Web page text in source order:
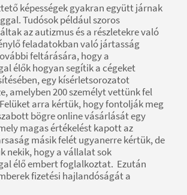
képességek gyakran együtt járnak
Tudósok például szoros
az autizmus és a részletekre való
feladatokban való jártasság
feltárására, hogy a
élők hogyan segítik a cégeket
egy kísérletsorozatot
amelyben 200 személyt vettünk fel
arra kértük, hogy fontolják meg
bögre online vásárlását egy
magas értékelést kapott az
másik felét ugyanerre kértük, de
nekik, hogy a vállalat sok
élő embert foglalkoztat. Ezután
fizetési hajlandóságát a